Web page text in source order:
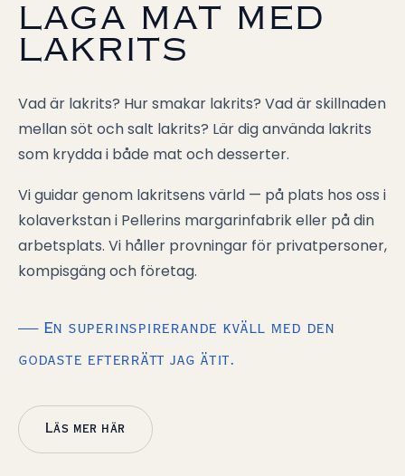
LAGA MAT MED
LAKRITS
Vad är lakrits? Hur smakar lakrits? Vad är skillnaden
mellan söt och salt lakrits? Lär dig använda lakrits
som krydda i både mat och desserter.
Vi guidar genom lakritsens värld — på plats hos oss i
kolaverkstan i Pellerins margarinfabrik eller på din
arbetsplats. Vi håller provningar för privatpersoner,
kompisgäng och företag.
— En superinspirerande kväll med den
godaste efterrätt jag ätit.
Läs mer här